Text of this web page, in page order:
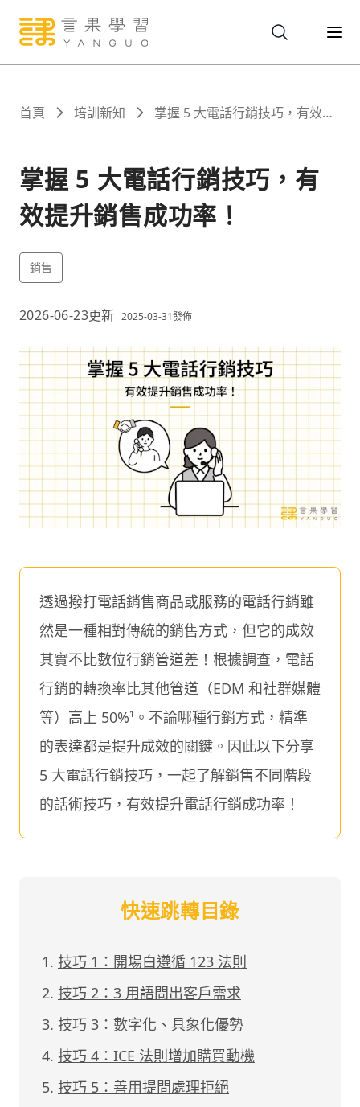
關於
課程
報名
文章
首頁 培訓新知
掌握 5 大電話行銷技巧，有效提
掌握 5 大電話行銷技巧，有
效提升銷售成功率！
銷售
2026-06-23更新 2025-03-31發佈
透過撥打電話銷售商品或服務的電話行銷雖
然是一種相對傳統的銷售方式，但它的成效
其實不比數位行銷管道差！根據調查，電話
行銷的轉換率比其他管道（EDM 和社群媒體
等）高上 50%¹。不論哪種行銷方式，精準
的表達都是提升成效的關鍵。因此以下分享
5 大電話行銷技巧，一起了解銷售不同階段
的話術技巧，有效提升電話行銷成功率！
快速跳轉目錄
技巧 1：開場白遵循 123 法則
技巧 2：3 用語問出客戶需求
技巧 3：數字化、具象化優勢
技巧 4：ICE 法則增加購買動機
技巧 5：善用提問處理拒絕